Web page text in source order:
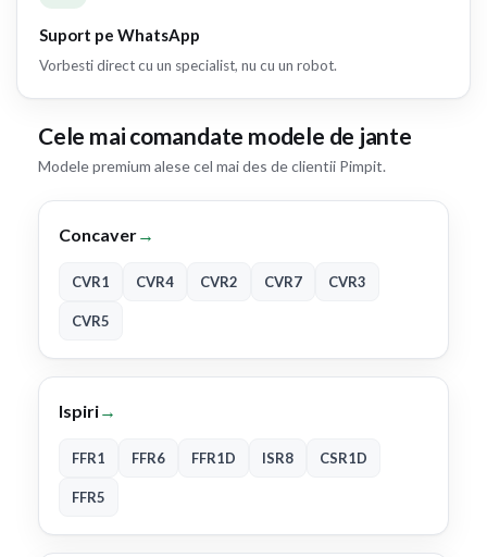
Suport pe WhatsApp
Vorbesti direct cu un specialist, nu cu un robot.
Cele mai comandate modele de jante
Modele premium alese cel mai des de clientii Pimpit.
Concaver→
CVR1 CVR4 CVR2 CVR7 CVR3
CVR5
Ispiri→
FFR1 FFR6 FFR1D ISR8 CSR1D
FFR5